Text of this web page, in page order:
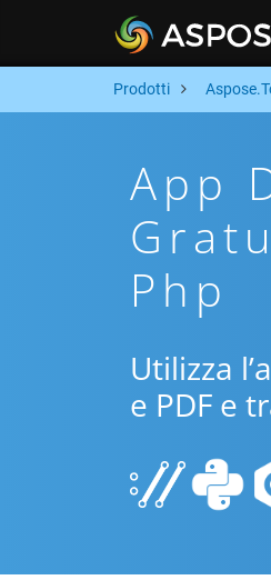
Prodotti
App
Php
Utilizza
e PDF e